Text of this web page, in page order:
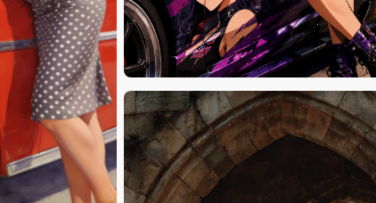
catali_es_yufei
MrUnick0601